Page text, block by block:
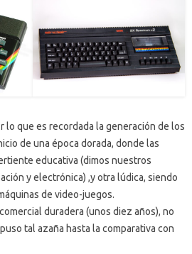
lo que es recordada la generación de los
de una época dorada, donde las
educativa (dimos nuestros
y electrónica) ,y otra lúdica, siendo
de video-juegos.
duradera (unos diez años), no
tal azaña hasta la comparativa con